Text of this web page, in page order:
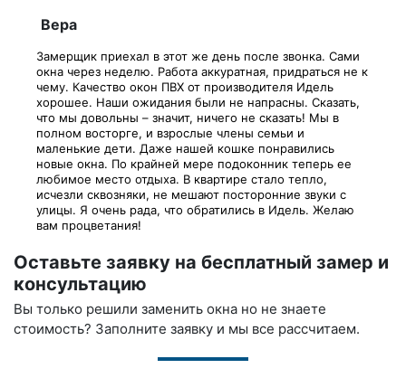
Вера
Замерщик приехал в этот же день после звонка. Сами
окна через неделю. Работа аккуратная, придраться не к
чему. Качество окон ПВХ от производителя Идель
хорошее. Наши ожидания были не напрасны. Сказать,
что мы довольны – значит, ничего не сказать! Мы в
полном восторге, и взрослые члены семьи и
маленькие дети. Даже нашей кошке понравились
новые окна. По крайней мере подоконник теперь ее
любимое место отдыха. В квартире стало тепло,
исчезли сквозняки, не мешают посторонние звуки с
улицы. Я очень рада, что обратились в Идель. Желаю
вам процветания!
Оставьте заявку на бесплатный замер и
консультацию
Вы только решили заменить окна но не знаете
стоимость? Заполните заявку и мы все рассчитаем.